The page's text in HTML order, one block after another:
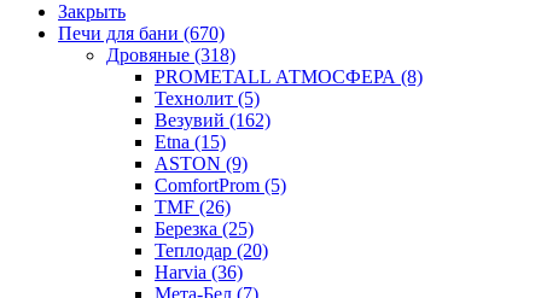
Закрыть
Печи для бани (670)
Дровяные (318)
PROMETALL АТМОСФЕРА (8)
Технолит (5)
Везувий (162)
Etna (15)
ASTON (9)
ComfortProm (5)
TMF (26)
Березка (25)
Теплодар (20)
Harvia (36)